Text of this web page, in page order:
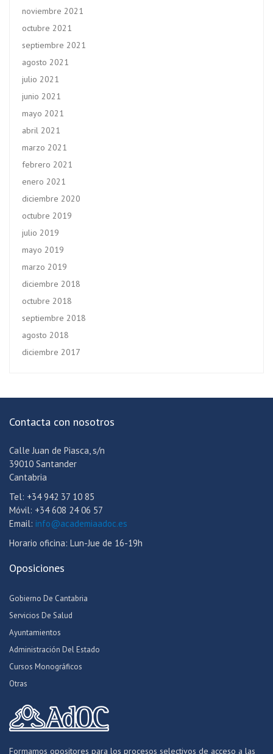
noviembre 2021
octubre 2021
septiembre 2021
agosto 2021
julio 2021
junio 2021
mayo 2021
abril 2021
marzo 2021
febrero 2021
enero 2021
diciembre 2020
octubre 2019
julio 2019
mayo 2019
marzo 2019
diciembre 2018
octubre 2018
septiembre 2018
agosto 2018
diciembre 2017
Contacta con nosotros
Calle Juan de Piasca, s/n
39010 Santander
Cantabria
Tel: +34 942 37 10 85
Móvil: +34 608 24 06 57
Email: info@academiaadoc.es
Horario oficina: Lun-Jue de 16-19h
Oposiciones
Gobierno De Cantabria
Servicios De Salud
Ayuntamientos
Administración Del Estado
Cursos Monográficos
Otras
Formamos opositores para los procesos selectivos de acceso a las